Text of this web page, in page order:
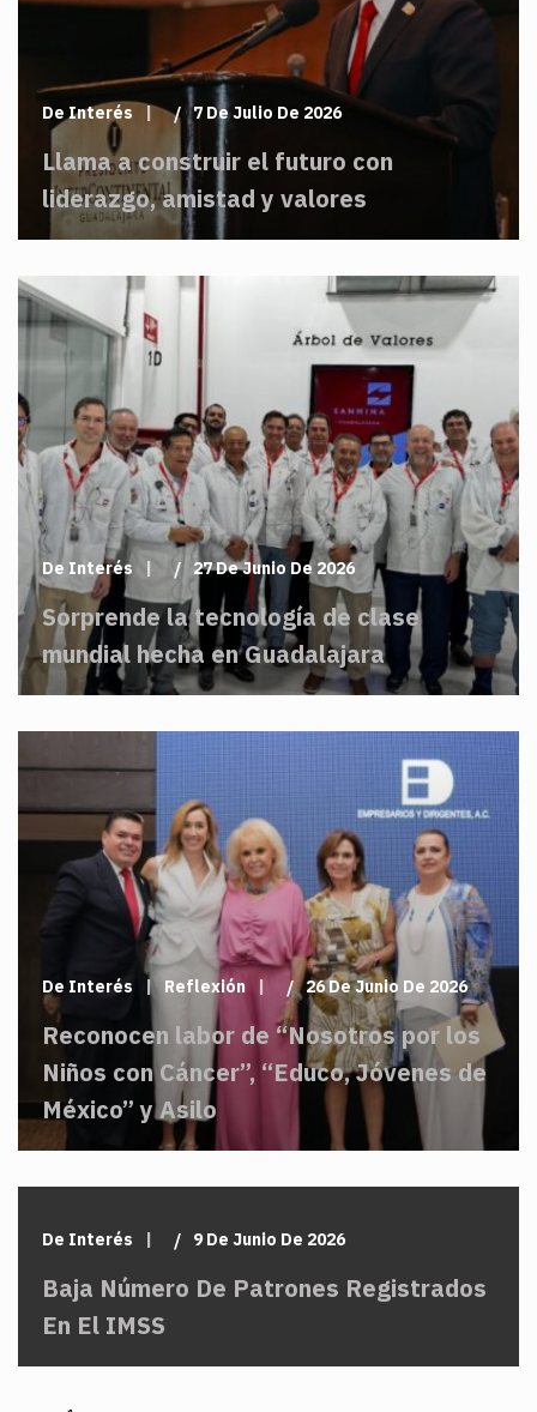
De Interés 7 De Julio De 2026
Llama a construir el futuro con
liderazgo, amistad y valores
De Interés 27 De Junio De 2026
Sorprende la tecnología de clase
mundial hecha en Guadalajara
De Interés Reflexión 26 De Junio De 2026
Reconocen labor de “Nosotros por los
Niños con Cáncer”, “Educo, Jóvenes de
México” y Asilo
De Interés 9 De Junio De 2026
Baja Número De Patrones Registrados
En El IMSS